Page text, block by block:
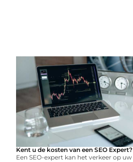
Kent u de kosten van een SEO Expert?
Een SEO-expert kan het verkeer op